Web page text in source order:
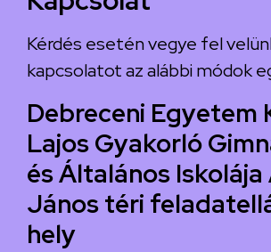
Kérdés esetén vegye fel
kapcsolatot az alábbi módok
Debreceni Egyetem
Lajos Gyakorló
és Általános
János téri
hely